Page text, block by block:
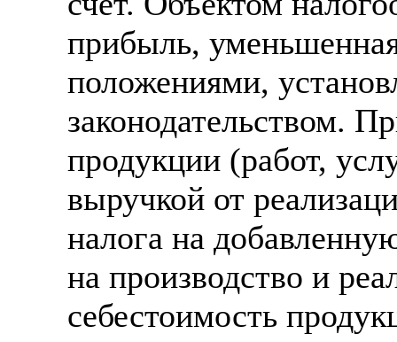
прибыль,
положениями,
законодательством.
продукции (работ,
выручкой от
налога на
на производство и
себестоимость